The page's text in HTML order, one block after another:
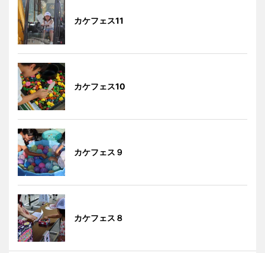
カケフェス11
カケフェス10
カケフェス９
カケフェス８